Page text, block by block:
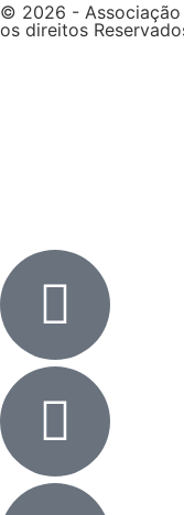
© 2026 -
os direitos